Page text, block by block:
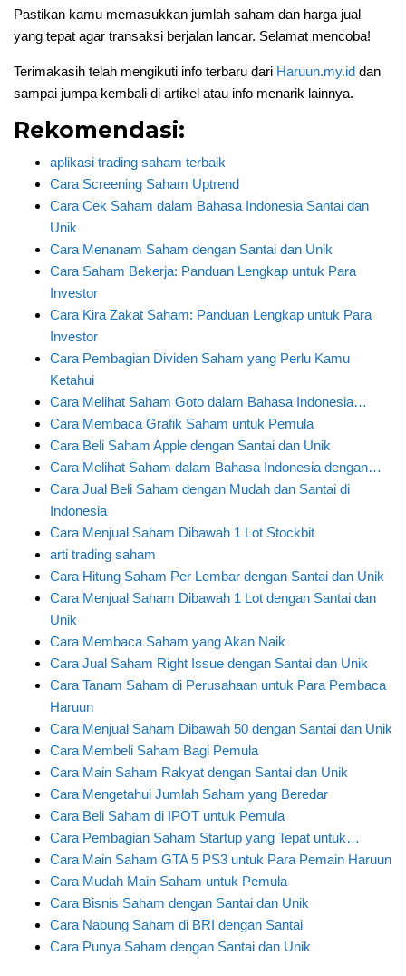
Pastikan kamu memasukkan jumlah saham dan harga jual
yang tepat agar transaksi berjalan lancar. Selamat mencoba!
Terimakasih telah mengikuti info terbaru dari Haruun.my.id dan
sampai jumpa kembali di artikel atau info menarik lainnya.
Rekomendasi:
aplikasi trading saham terbaik
Cara Screening Saham Uptrend
Cara Cek Saham dalam Bahasa Indonesia Santai dan
Unik
Cara Menanam Saham dengan Santai dan Unik
Cara Saham Bekerja: Panduan Lengkap untuk Para
Investor
Cara Kira Zakat Saham: Panduan Lengkap untuk Para
Investor
Cara Pembagian Dividen Saham yang Perlu Kamu
Ketahui
Cara Melihat Saham Goto dalam Bahasa Indonesia…
Cara Membaca Grafik Saham untuk Pemula
Cara Beli Saham Apple dengan Santai dan Unik
Cara Melihat Saham dalam Bahasa Indonesia dengan…
Cara Jual Beli Saham dengan Mudah dan Santai di
Indonesia
Cara Menjual Saham Dibawah 1 Lot Stockbit
arti trading saham
Cara Hitung Saham Per Lembar dengan Santai dan Unik
Cara Menjual Saham Dibawah 1 Lot dengan Santai dan
Unik
Cara Membaca Saham yang Akan Naik
Cara Jual Saham Right Issue dengan Santai dan Unik
Cara Tanam Saham di Perusahaan untuk Para Pembaca
Haruun
Cara Menjual Saham Dibawah 50 dengan Santai dan Unik
Cara Membeli Saham Bagi Pemula
Cara Main Saham Rakyat dengan Santai dan Unik
Cara Mengetahui Jumlah Saham yang Beredar
Cara Beli Saham di IPOT untuk Pemula
Cara Pembagian Saham Startup yang Tepat untuk…
Cara Main Saham GTA 5 PS3 untuk Para Pemain Haruun
Cara Mudah Main Saham untuk Pemula
Cara Bisnis Saham dengan Santai dan Unik
Cara Nabung Saham di BRI dengan Santai
Cara Punya Saham dengan Santai dan Unik